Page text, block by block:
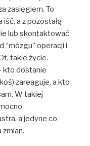
zasięgiem. To
a z pozostałą
lub skontaktować
“mózgu” operacji i
takie życie.
kto dostanie
zareaguje, a kto
W takiej
a jedyne co
zmian.